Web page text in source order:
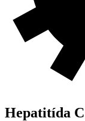
Hepatitída C